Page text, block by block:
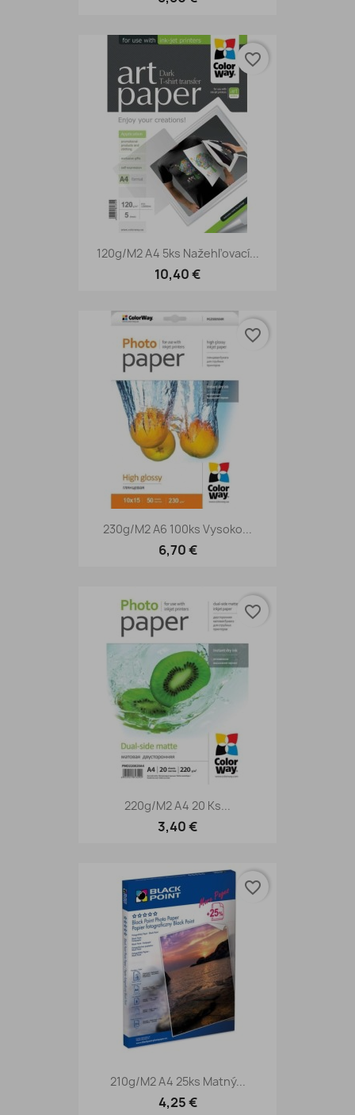
120g/m2 A4 5ks Nažehľovací...
10,40 €
favorite_border
230g/m2 A6 100ks Vysoko...
6,70 €
favorite_border
220g/m2 A4 20 Ks...
3,40 €
favorite_border
210g/m2 A4 25ks Matný...
4,25 €
favorite_border